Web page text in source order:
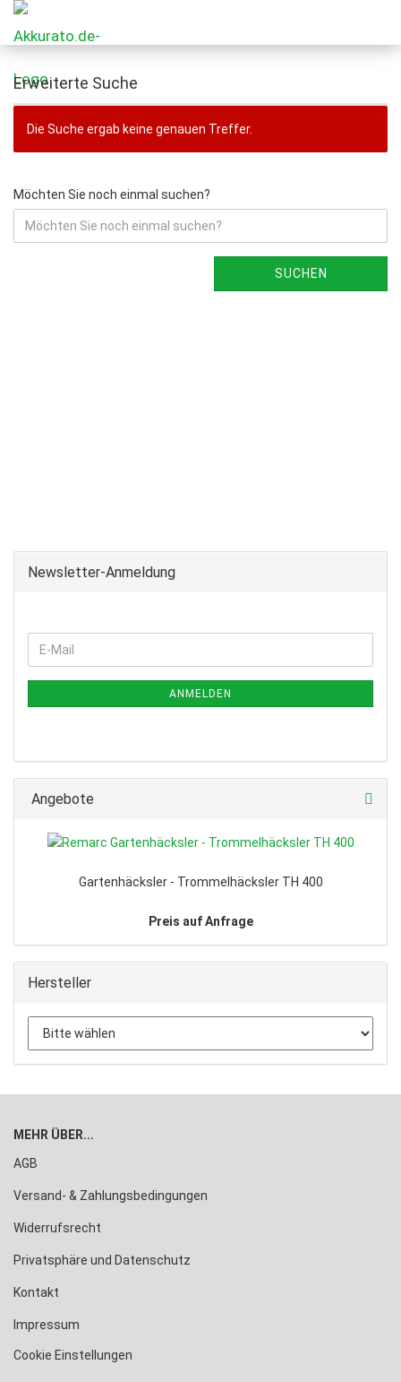
Erweiterte Suche
Die Suche ergab keine genauen Treffer.
Möchten Sie noch einmal suchen?
SUCHEN
Newsletter-Anmeldung
ANMELDEN
Angebote
Gartenhäcksler - Trommelhäcksler TH 400
Preis auf Anfrage
Hersteller
MEHR ÜBER...
AGB
Versand- & Zahlungsbedingungen
Widerrufsrecht
Privatsphäre und Datenschutz
Kontakt
Impressum
Cookie Einstellungen